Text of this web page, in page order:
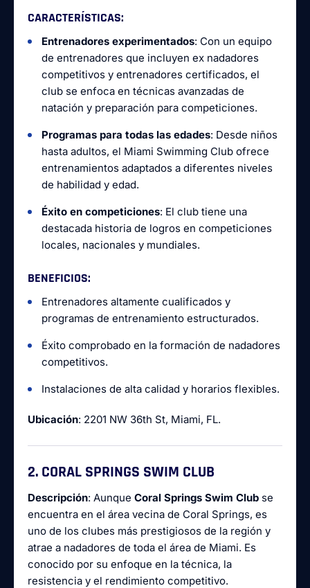
CARACTERÍSTICAS:
Entrenadores experimentados: Con un equipo
de entrenadores que incluyen ex nadadores
competitivos y entrenadores certificados, el
club se enfoca en técnicas avanzadas de
natación y preparación para competiciones.
Programas para todas las edades: Desde niños
hasta adultos, el Miami Swimming Club ofrece
entrenamientos adaptados a diferentes niveles
de habilidad y edad.
Éxito en competiciones: El club tiene una
destacada historia de logros en competiciones
locales, nacionales y mundiales.
BENEFICIOS:
Entrenadores altamente cualificados y
programas de entrenamiento estructurados.
Éxito comprobado en la formación de nadadores
competitivos.
Instalaciones de alta calidad y horarios flexibles.
Ubicación: 2201 NW 36th St, Miami, FL.
2. CORAL SPRINGS SWIM CLUB
Descripción: Aunque Coral Springs Swim Club se
encuentra en el área vecina de Coral Springs, es
uno de los clubes más prestigiosos de la región y
atrae a nadadores de toda el área de Miami. Es
conocido por su enfoque en la técnica, la
resistencia y el rendimiento competitivo.